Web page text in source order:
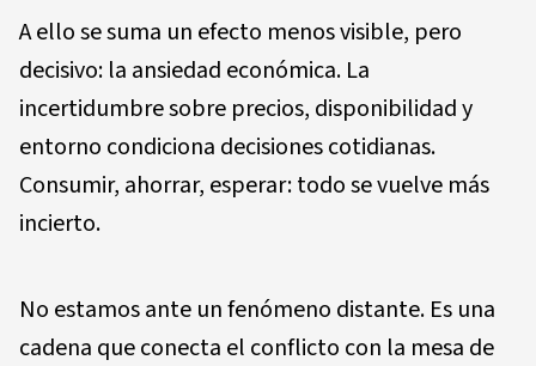
A ello se suma un efecto menos visible, pero
decisivo: la ansiedad económica. La
incertidumbre sobre precios, disponibilidad y
entorno condiciona decisiones cotidianas.
Consumir, ahorrar, esperar: todo se vuelve más
incierto.
No estamos ante un fenómeno distante. Es una
cadena que conecta el conflicto con la mesa de